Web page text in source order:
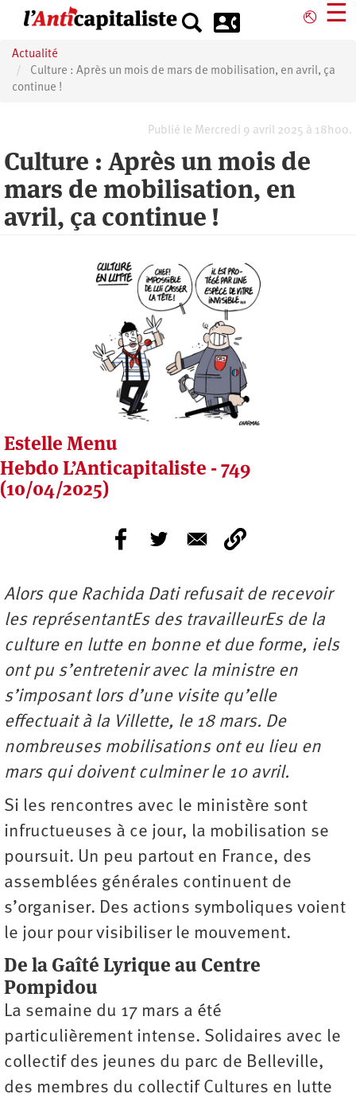
principal
⎋ ☰
Actualité
Culture : Après un mois de mars de mobilisation, en avril, ça
continue !
Publié le Mercredi 9 avril 2025 à 18h00.
Culture : Après un mois de
mars de mobilisation, en
avril, ça continue !
Estelle Menu
Hebdo L’Anticapitaliste - 749
(10/04/2025)
Alors que Rachida Dati refusait de recevoir
les représentantEs des travailleurEs de la
culture en lutte en bonne et due forme, iels
ont pu s’entretenir avec la ministre en
s’imposant lors d’une visite qu’elle
effectuait à la Villette, le 18 mars. De
nombreuses mobilisations ont eu lieu en
mars qui doivent culminer le 10 avril.
Si les rencontres avec le ministère sont
infructueuses à ce jour, la mobilisation se
poursuit. Un peu partout en France, des
assemblées générales continuent de
s’organiser. Des actions symboliques voient
le jour pour visibiliser le mouvement.
De la Gaîté Lyrique au Centre
Pompidou
La semaine du 17 mars a été
particulièrement intense. Solidaires avec le
collectif des jeunes du parc de Belleville,
des membres du collectif Cultures en lutte